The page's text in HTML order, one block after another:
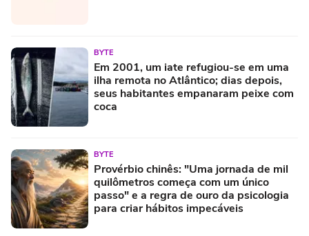
BYTE
Em 2001, um iate refugiou-se em uma
ilha remota no Atlântico; dias depois,
seus habitantes empanaram peixe com
coca
BYTE
Provérbio chinês: "Uma jornada de mil
quilômetros começa com um único
passo" e a regra de ouro da psicologia
para criar hábitos impecáveis